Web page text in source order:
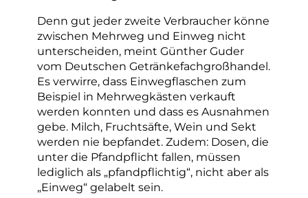
Denn gut jeder zweite Verbraucher könne
zwischen Mehrweg und Einweg nicht
unterscheiden, meint Günther Guder
vom Deutschen Getränkefachgroßhandel.
Es verwirre, dass Einwegflaschen zum
Beispiel in Mehrwegkästen verkauft
werden konnten und dass es Ausnahmen
gebe. Milch, Fruchtsäfte, Wein und Sekt
werden nie bepfandet. Zudem: Dosen, die
unter die Pfandpflicht fallen, müssen
lediglich als „pfandpflichtig“, nicht aber als
„Einweg“ gelabelt sein.